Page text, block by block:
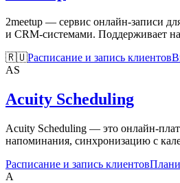
2meetup — сервис онлайн-записи
и CRM-системами. Поддерживает
🇷🇺Расписание и запись клиентов
AS
Acuity Scheduling
Acuity Scheduling — это онлайн-
напоминания, синхронизацию с
Расписание и запись клиентов
A